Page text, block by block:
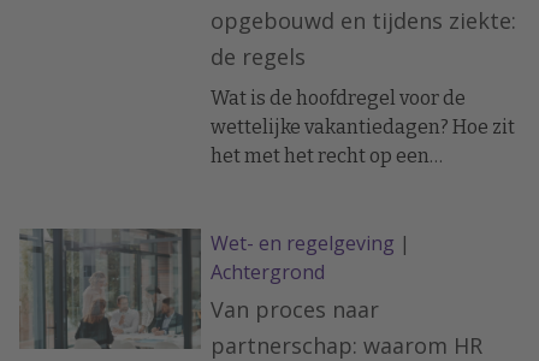
opgebouwd en tijdens ziekte:
de regels
Wat is de hoofdregel voor de
wettelijke vakantiedagen? Hoe zit
het met het recht op een
opneemt dan opgebouwd? En hoe
zit het met verjaring van
vakantiedagen bij ziekte?
Wet- en regelgeving |
Achtergrond
Van proces naar
partnerschap: waarom HR